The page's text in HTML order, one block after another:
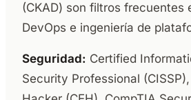
(CKAD) son filtros frecuentes
DevOps e ingeniería de
Seguridad: Certified
Security Professional